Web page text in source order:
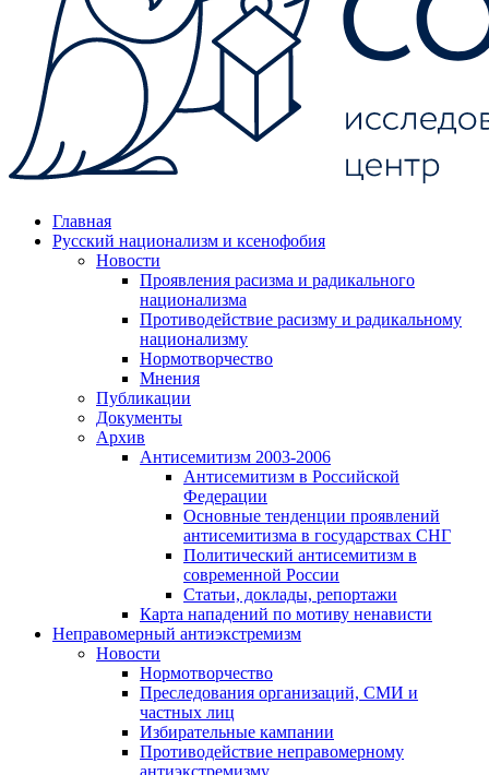
Главная
Русский национализм и ксенофобия
Новости
Проявления расизма и радикального
национализма
Противодействие расизму и радикальному
национализму
Нормотворчество
Мнения
Публикации
Документы
Архив
Антисемитизм 2003-2006
Антисемитизм в Российской
Федерации
Основные тенденции проявлений
антисемитизма в государствах СНГ
Политический антисемитизм в
современной России
Статьи, доклады, репортажи
Карта нападений по мотиву ненависти
Неправомерный антиэкстремизм
Новости
Нормотворчество
Преследования организаций, СМИ и
частных лиц
Избирательные кампании
Противодействие неправомерному